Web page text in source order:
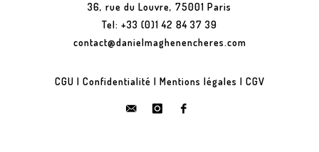
36, rue du Louvre, 75001 Paris
Tel: +33 (0)1 42 84 37 39
contact@danielmaghenencheres.com
CGU | Confidentialité | Mentions légales | CGV